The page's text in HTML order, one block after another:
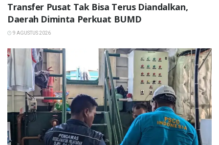
Transfer Pusat Tak Bisa Terus Diandalkan,
Daerah Diminta Perkuat BUMD
9 AGUSTUS 2026